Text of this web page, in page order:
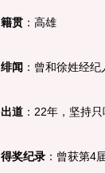
籍贯 ：高雄
绯闻 ：曾和徐姓经
出道 ：22年，坚持
得奖纪录 ：曾获第4